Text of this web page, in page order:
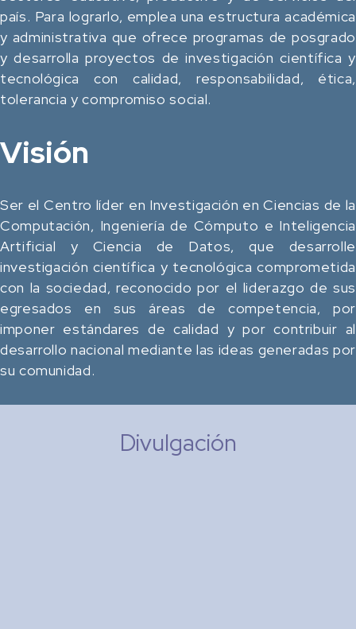
país. Para lograrlo, emplea una estructura académica
y administrativa que ofrece programas de posgrado
y desarrolla proyectos de investigación científica y
tecnológica con calidad, responsabilidad, ética,
tolerancia y compromiso social.
Visión
Ser el Centro líder en Investigación en Ciencias de la
Computación, Ingeniería de Cómputo e Inteligencia
Artificial y Ciencia de Datos, que desarrolle
investigación científica y tecnológica comprometida
con la sociedad, reconocido por el liderazgo de sus
egresados en sus áreas de competencia, por
imponer estándares de calidad y por contribuir al
desarrollo nacional mediante las ideas generadas por
su comunidad.
Divulgación